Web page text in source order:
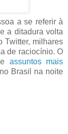
a se referir à
a ditadura volta
Twitter, milhares
de raciocínio. O
assuntos mais
Brasil na noite